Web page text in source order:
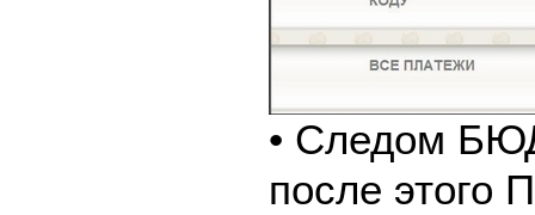
• Следом
после